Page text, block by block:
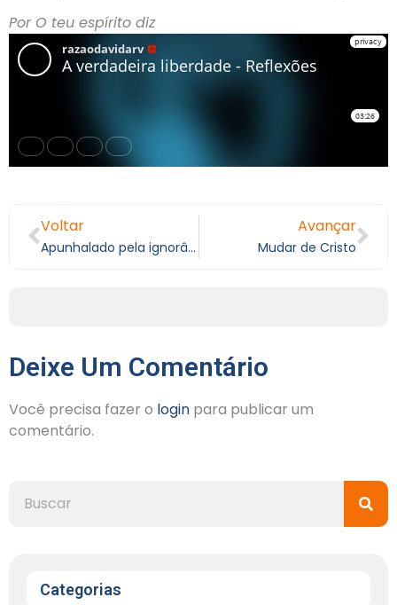
Por O teu espírito diz
Voltar
Apunhalado pela ignorância II
Avançar
Mudar de Cristo
Deixe Um Comentário
Você precisa fazer o login para publicar um
comentário.
Categorias